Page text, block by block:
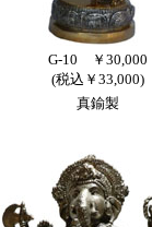
G-10 ￥30,000
(税込￥33,000)
真鍮製